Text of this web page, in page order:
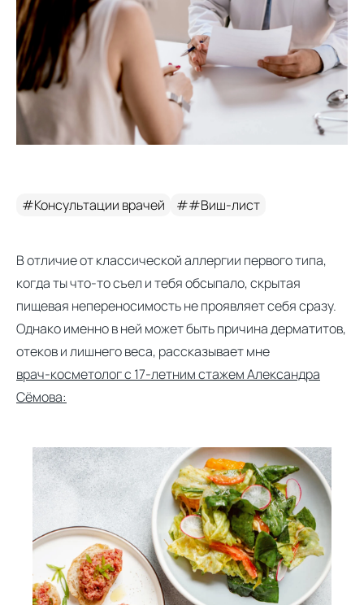
#Консультации врачей ##Виш-лист
В отличие от классической аллергии первого типа,
когда ты что-то съел и тебя обсыпало, скрытая
пищевая непереносимость не проявляет себя сразу.
Однако именно в ней может быть причина дерматитов,
отеков и лишнего веса, рассказывает мне
врач-косметолог с 17-летним стажем Александра
Сёмова: